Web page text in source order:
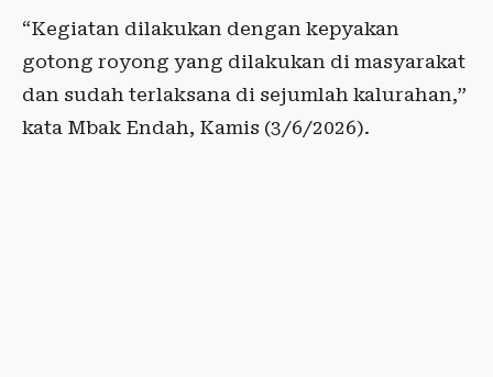
“Kegiatan dilakukan dengan kepyakan
gotong royong yang dilakukan di masyarakat
dan sudah terlaksana di sejumlah kalurahan,”
kata Mbak Endah, Kamis (3/6/2026).